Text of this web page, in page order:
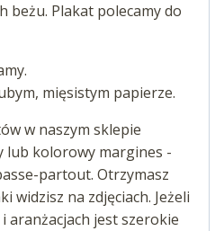
beżu. Plakat polecamy do
mięsistym papierze.
w naszym sklepie
lub kolorowy margines -
partout. Otrzymasz
widzisz na zdjęciach. Jeżeli
aranżacjach jest szerokie